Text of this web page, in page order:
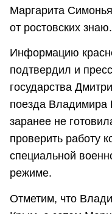
Маргарита
от ростовских
Информацию
подтвердил и
государства
поезда Владимира
заранее не
проверить работу
специальной
режиме.
Отметим, что